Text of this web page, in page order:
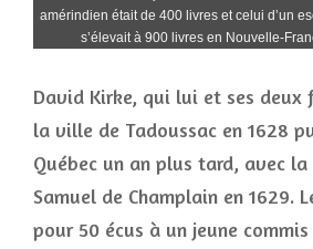
amérindien était de 400 livres et celui d’un
s’élevait à 900 livres en Nouvelle-
David Kirke, qui lui et ses deux
la ville de Tadoussac en 1628
Québec un an plus tard, avec
Samuel de Champlain en 1629.
pour 50 écus à un jeune